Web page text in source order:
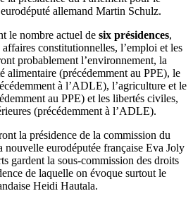
allemand Martin Schulz.
le nombre actuel de six présidences,
constitutionnelles, l’emploi et les
probablement l’environnement, la
alimentaire (précédemment au PPE), le
à l’ADLE), l’agriculture et le
au PPE) et les libertés civiles,
(précédemment à l’ADLE).
la présidence de la commission du
nouvelle eurodéputée française Eva Joly
gardent la sous-commission des droits
de laquelle on évoque surtout le
Heidi Hautala.